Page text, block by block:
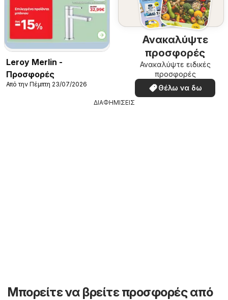
Leroy Merlin -
Προσφορές
Από την Πέμπτη 23/07/2026
Ανακαλύψτε
προσφορές
Ανακαλύψτε ειδικές
προσφορές
Θέλω να δω
ΔΙΑΦΗΜΙΣΕΙΣ
Μπορείτε να βρείτε προσφορές από